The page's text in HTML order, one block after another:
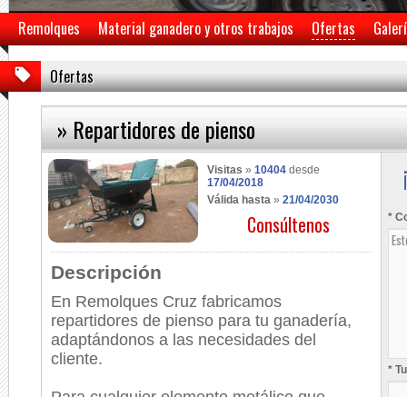
Remolques Material ganadero y otros trabajos Ofertas
Ofertas
» Repartidores de pienso
Visitas » 10404 desde
17/04/2018
Válida hasta » 21/04/2030
Consúltenos
Descripción
En Remolques Cruz fabricamos
repartidores de pienso para tu ganadería,
adaptándonos a las necesidades del
cliente.
*
*